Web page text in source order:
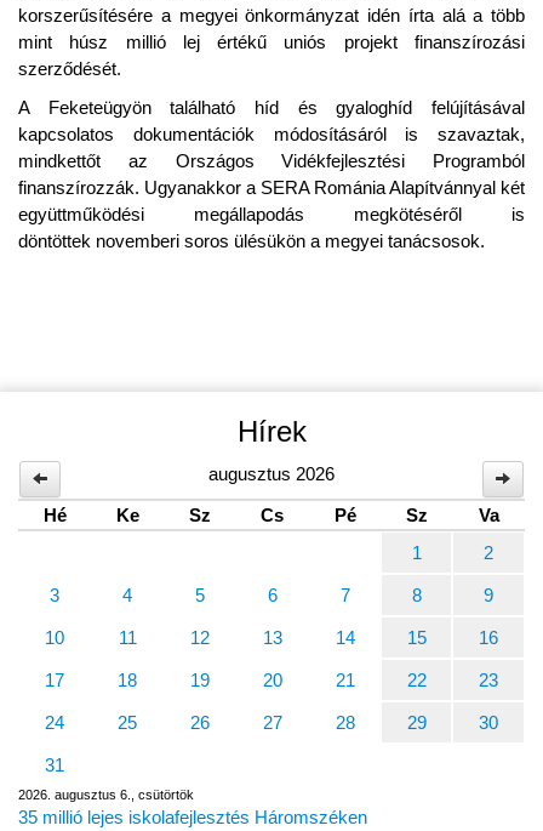
korszerűsítésére a megyei önkormányzat idén írta alá a több
mint húsz millió lej értékű uniós projekt finanszírozási
szerződését.
A Feketeügyön található híd és gyaloghíd felújításával
kapcsolatos dokumentációk módosításáról is szavaztak,
mindkettőt az Országos Vidékfejlesztési Programból
finanszírozzák. Ugyanakkor a SERA Románia Alapítvánnyal két
együttműködési megállapodás megkötéséről is
döntöttek novemberi soros ülésükön a megyei tanácsosok.
Hírek
augusztus 2026
Hé
Ke Sz Cs Pé Sz
Va
1
2
3 4 5 6 7 8 9
10 11 12 13 14 15 16
17 18 19 20 21 22 23
24 25 26 27 28 29 30
31
2026. augusztus 6., csütörtök
35 millió lejes iskolafejlesztés Háromszéken